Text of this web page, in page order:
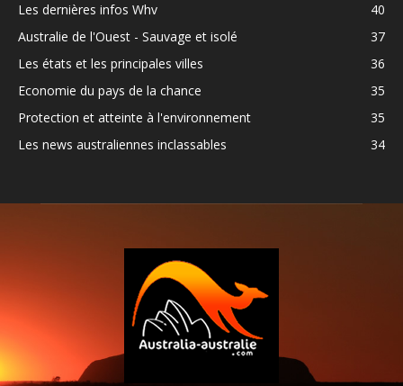
Les dernières infos Whv
40
Australie de l'Ouest - Sauvage et isolé
37
Les états et les principales villes
36
Economie du pays de la chance
35
Protection et atteinte à l'environnement
35
Les news australiennes inclassables
34